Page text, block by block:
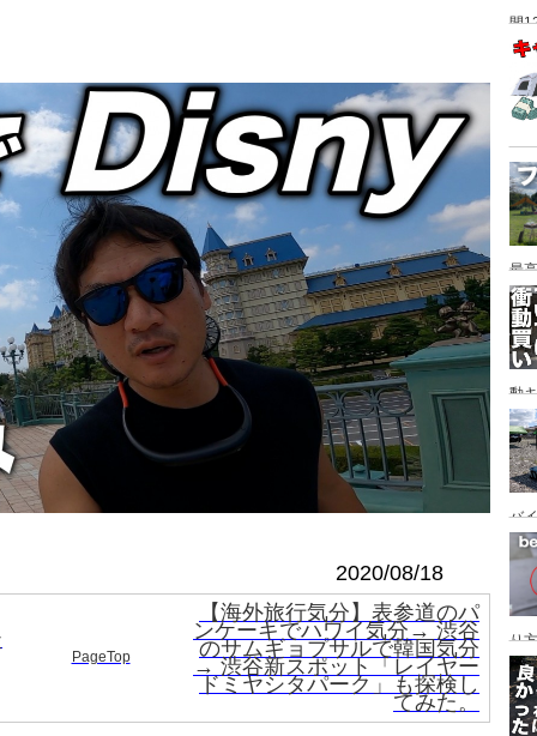
2020/08/18
PageTop
【海外旅行気分】表参道のパ
ンケーキでハワイ気分→ 渋谷
のサムギョプサルで韓国気分
→ 渋谷新スポット「レイヤー
ドミヤシタパーク」も探検し
てみた。
間
最
動
バ
レ
ン
り